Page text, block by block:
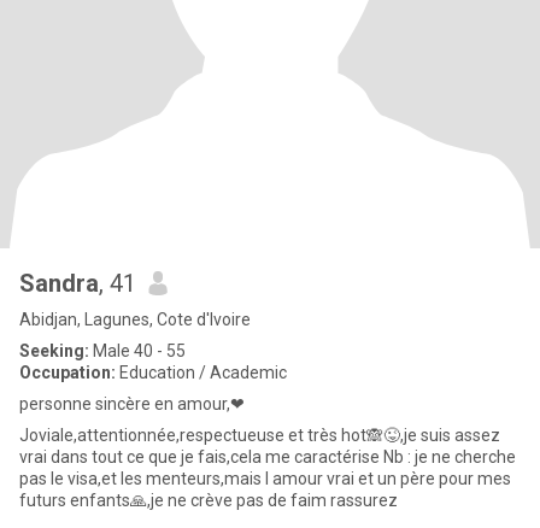
Sandra, 41
Abidjan, Lagunes, Cote d'Ivoire
Seeking: Male 40 - 55
Occupation: Education / Academic
personne sincère en amour,❤
Joviale,attentionnée,respectueuse et très hot🙈😜,je suis assez
vrai dans tout ce que je fais,cela me caractérise Nb : je ne cherche
pas le visa,et les menteurs,mais l amour vrai et un père pour mes
futurs enfants🙏,je ne crève pas de faim rassurez